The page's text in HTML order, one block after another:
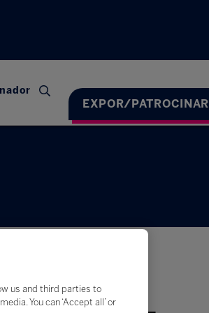
EXPOR/PATROCINAR
us and third parties to
You can ‘Accept all’ or